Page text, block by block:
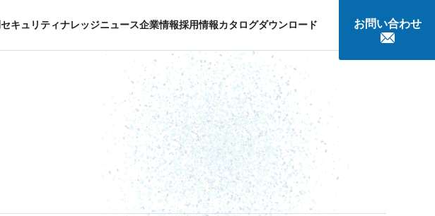
セキュリティナレッジニュース企業情報採用情報カタログダウンロード お問い合わせ